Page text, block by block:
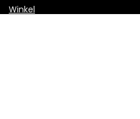
Winkel